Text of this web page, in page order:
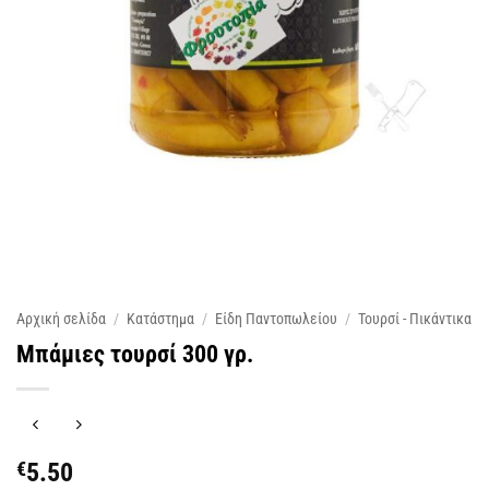
Αρχική σελίδα / Κατάστημα / Είδη Παντοπωλείου / Τουρσί - Πικάντικα
Μπάμιες τουρσί 300 γρ.
€5.50